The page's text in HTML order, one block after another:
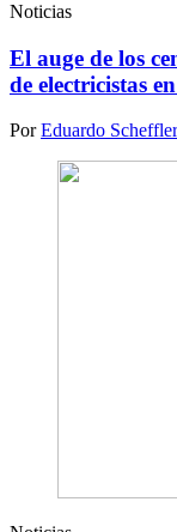
Noticias
El auge de los
de electricistas
PorEduardo